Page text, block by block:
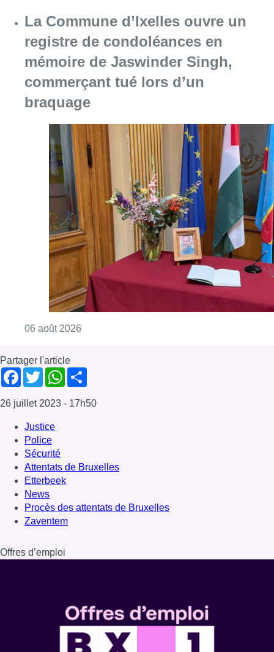
06 août 2026 Consulter l'article "La Commune d’Ixelles
Partager l'article
FacebookTwitterWhatsApp
Share
26 juillet 2023- 17h50
Justice
Sécurité
Attentats de Bruxelles
Etterbeek
News
Zaventem
Offres d’emploi